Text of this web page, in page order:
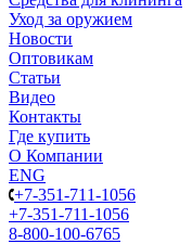
Уход за оружием
Новости
Оптовикам
Статьи
Видео
Контакты
Где купить
О Компании
ENG
+7-351-711-1056
+7-351-711-1056
8-800-100-6765